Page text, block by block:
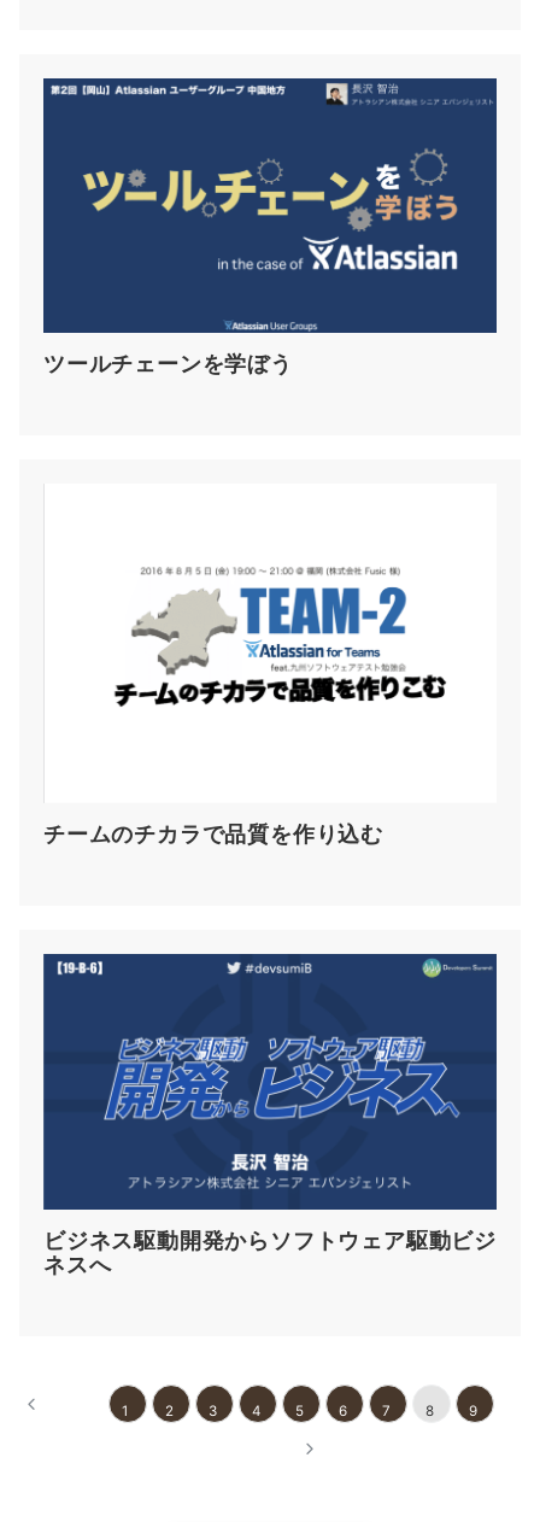
ツールチェーンを学ぼう
チームのチカラで品質を作り込む
ビジネス駆動開発からソフトウェア駆動ビジ
ネスへ
1 2 3 4 5 6 7 8 9